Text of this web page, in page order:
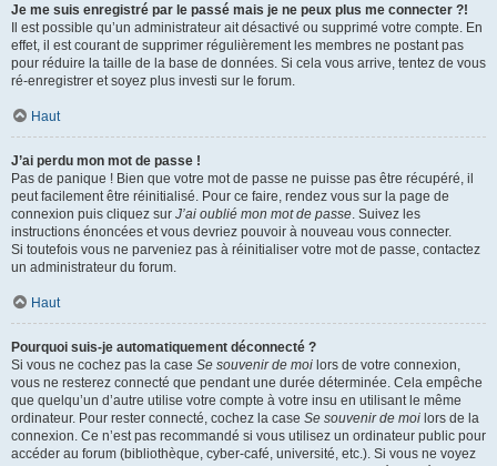
Je me suis enregistré par le passé mais je ne peux plus me connecter ?!
Il est possible qu’un administrateur ait désactivé ou supprimé votre compte. En
effet, il est courant de supprimer régulièrement les membres ne postant pas
pour réduire la taille de la base de données. Si cela vous arrive, tentez de vous
ré-enregistrer et soyez plus investi sur le forum.
Haut
J’ai perdu mon mot de passe !
Pas de panique ! Bien que votre mot de passe ne puisse pas être récupéré, il
peut facilement être réinitialisé. Pour ce faire, rendez vous sur la page de
connexion puis cliquez sur J’ai oublié mon mot de passe . Suivez les
instructions énoncées et vous devriez pouvoir à nouveau vous connecter.
Si toutefois vous ne parveniez pas à réinitialiser votre mot de passe, contactez
un administrateur du forum.
Haut
Pourquoi suis-je automatiquement déconnecté ?
Si vous ne cochez pas la case Se souvenir de moi lors de votre connexion,
vous ne resterez connecté que pendant une durée déterminée. Cela empêche
que quelqu’un d’autre utilise votre compte à votre insu en utilisant le même
ordinateur. Pour rester connecté, cochez la case Se souvenir de moi lors de la
connexion. Ce n’est pas recommandé si vous utilisez un ordinateur public pour
accéder au forum (bibliothèque, cyber-café, université, etc.). Si vous ne voyez